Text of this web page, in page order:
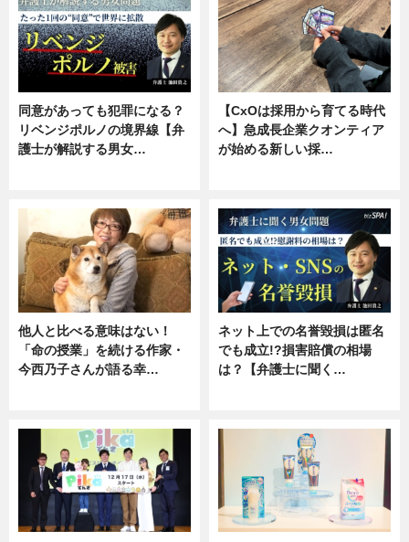
同意があっても犯罪になる？
リベンジポルノの境界線【弁
護士が解説する男女…
【CxOは採用から育てる時代
へ】急成長企業クオンティア
が始める新しい採…
他人と比べる意味はない！
「命の授業」を続ける作家・
今西乃子さんが語る幸…
ネット上での名誉毀損は匿名
でも成立!?損害賠償の相場
は？【弁護士に聞く…